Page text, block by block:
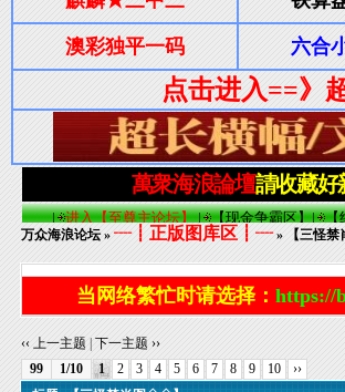
万众海浪论坛 »┈┋正版图库区┋┈» 【三怪禁
当网络繁忙时请选择： https://
‹‹ 上一主题 |下一主题 ››
99
1/10 1 2 3 4 5 6 7 8 9 10
››